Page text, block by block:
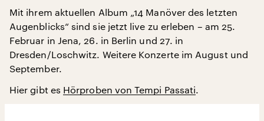
Mit ihrem aktuellen Album „14 Manöver des letzten
Augenblicks“ sind sie jetzt live zu erleben – am 25.
Februar in Jena, 26. in Berlin und 27. in
Dresden/Loschwitz. Weitere Konzerte im August und
September.
Hier gibt es Hörproben von Tempi Passati.